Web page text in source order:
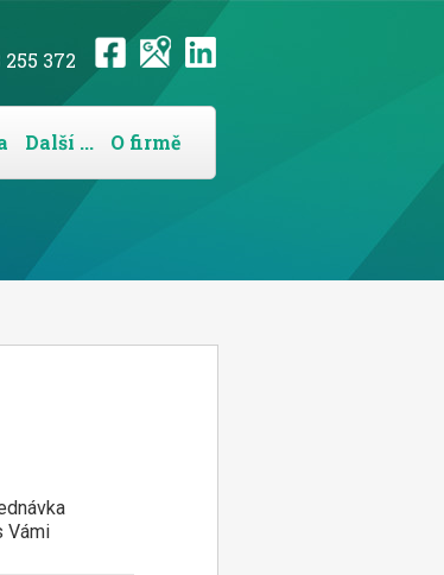
255 372
Další ...
O firmě
Vámi